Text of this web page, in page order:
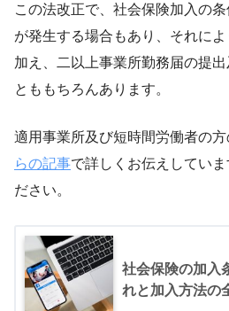
この法改正で、社会保険加入の
が発生する場合もあり、それに
加え、二以上事業所勤務届の提
とももちろんあります。
適用事業所及び短時間労働者の方
らの記事で詳しくお伝えしてい
ださい。
社会保険の加入
れと加入方法の